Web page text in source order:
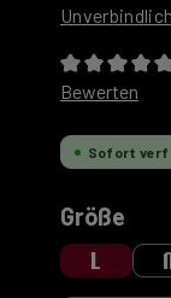
Bewerten
Sofort
Größe
L